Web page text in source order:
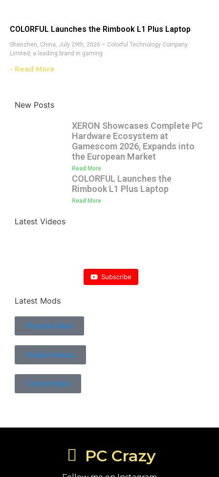
COLORFUL Launches the Rimbook L1 Plus Laptop
Shenzhen, China, July 29th, 2026 – Colorful Technology Company
Limited, a leading brand in gaming
- Read More
New Posts
XERON Showcases Complete PC
Hardware Ecosystem at
Gamescom 2026, Expands into
the European Market
Read More
COLORFUL Launches the
Rimbook L1 Plus Laptop
Read More
Latest Videos
Subscribe
Latest Mods
Porsche Mod
Project Horus
Control Mod
PC Crazy